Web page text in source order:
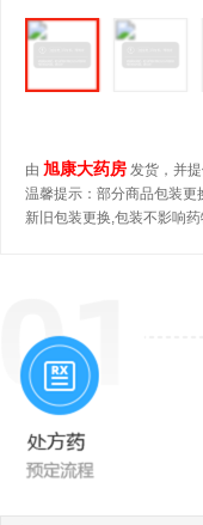
由 旭康大药房 发货，并
温馨提示：部分商品包装
新旧包装更换,包装不影响